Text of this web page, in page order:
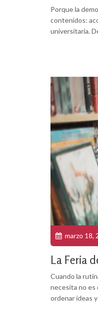
Porque la
contenidos:
universitaria.
marzo 18,
La Feria
Cuando la
necesita no es
ordenar ideas